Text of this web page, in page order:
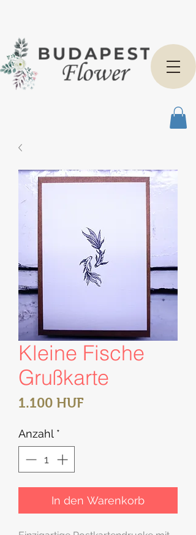
Kleine Fische
Grußkarte
1.100 HUFPreis
Anzahl *
In den Warenkorb